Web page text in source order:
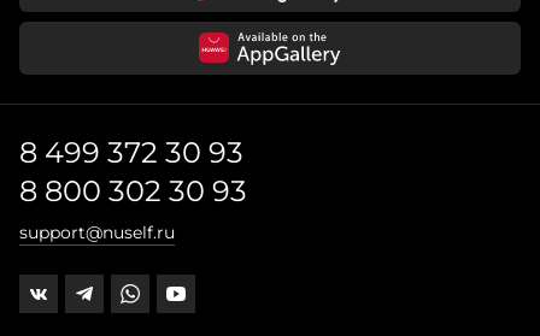
8 499 372 30 93
8 800 302 30 93
support@nuself.ru